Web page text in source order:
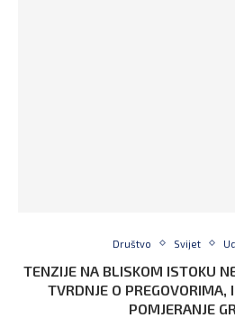
Društvo Svijet
TENZIJE NA BLISKOM ISTOKU
TVRDNJE O
POMJERANJE